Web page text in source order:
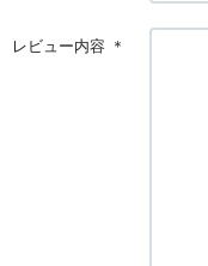
レビュー内容 ＊